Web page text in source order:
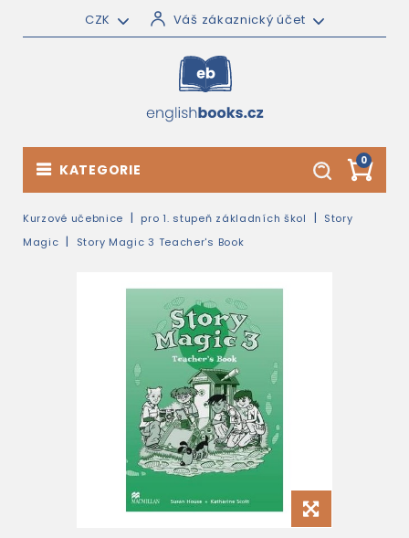
CZK Váš zákaznický účet
0
KATEGORIE
Kurzové učebnice pro 1. stupeň základních škol
Story
Magic
Story Magic 3 Teacher's Book